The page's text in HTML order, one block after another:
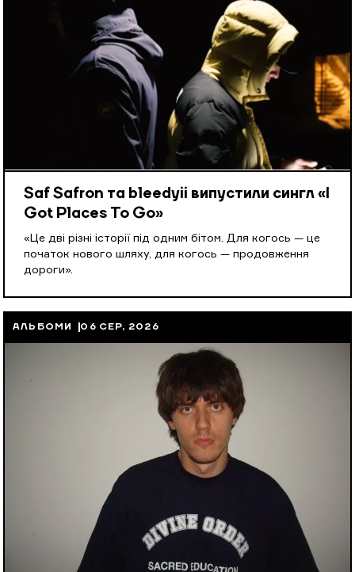
Saf Safron та bleedyii випустили сингл «I
Got Places To Go»
«Це дві різні історії під одним бітом. Для когось — це
початок нового шляху, для когось — продовження
дороги».
АЛЬБОМИ 06 СЕР, 2026